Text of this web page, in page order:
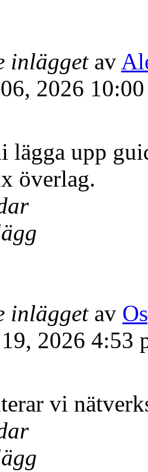
inläggetav
2026
lägga upp
överlag.
inläggetav
2026 4:53
vi